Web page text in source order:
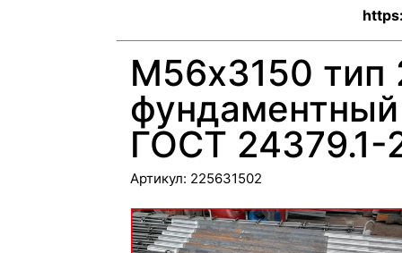
М56х3150 тип
ГОСТ 24379.1-
Артикул: 225631502